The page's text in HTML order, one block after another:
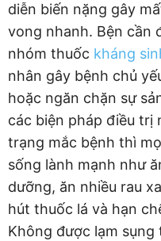
diễn biến nặng gây
vong nhanh. Bện cần
nhóm thuốc kháng
nhân gây bệnh chủ
hoặc ngăn chặn sự
các biện pháp điều trị
trạng mắc bệnh thì
sống lành mạnh như
dưỡng, ăn nhiều rau
hút thuốc lá và hạn
Không được lạm